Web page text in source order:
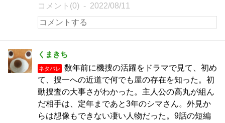
コメント(0) 2022/08/11
くまきち
ネタバレ
数年前に機捜の活躍をドラマで見て、初め
て、捜一への近道で何でも屋の存在を知った。初
動捜査の大事さがわかった。主人公の高丸が組ん
だ相手は、定年まであと3年のシマさん。外見か
らは想像もできない凄い人物だった。9話の短編